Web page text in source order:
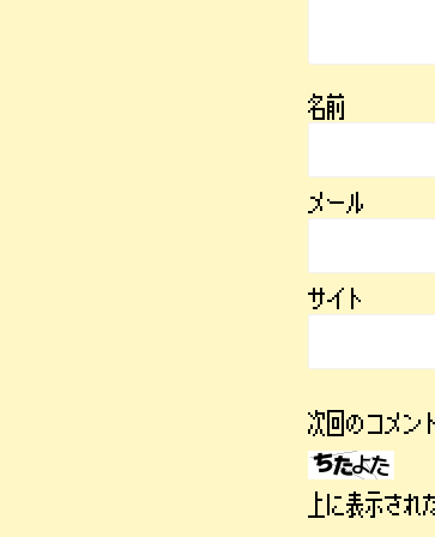
名前
メール
サイト
次回のコメン
上に表示され